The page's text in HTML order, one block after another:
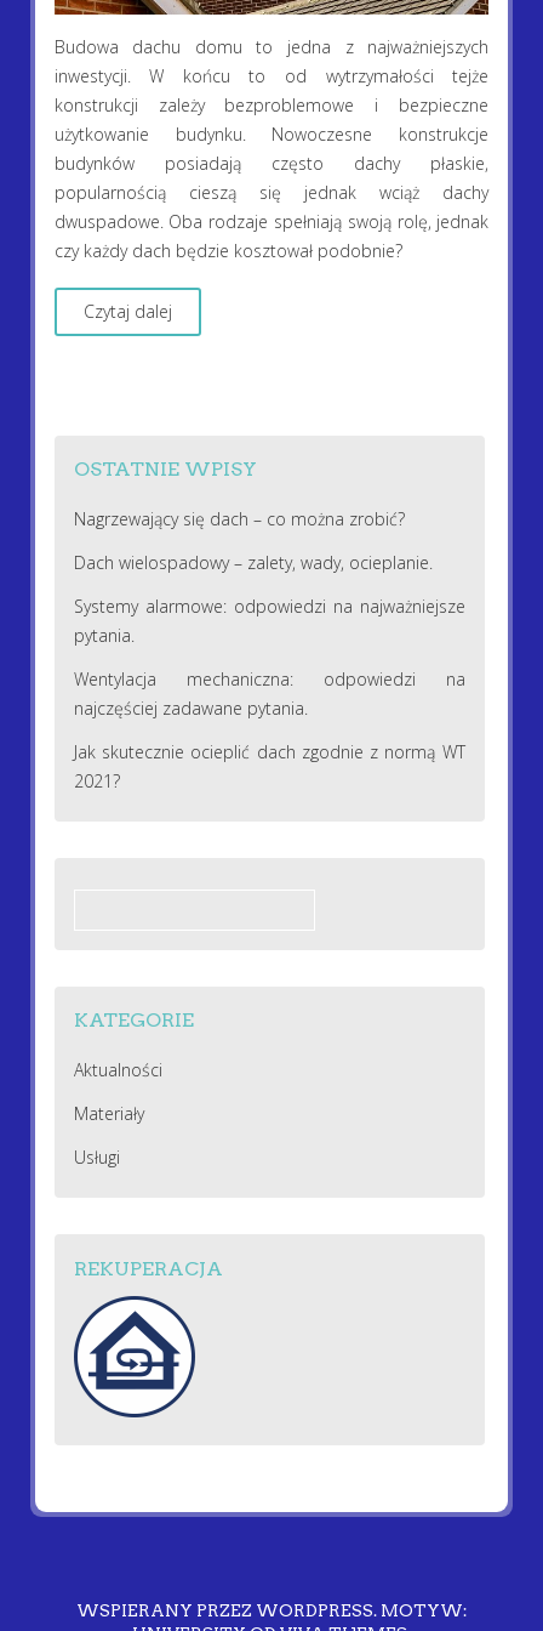
Budowa dachu domu to jedna z najważniejszych
inwestycji. W końcu to od wytrzymałości tejże
konstrukcji zależy bezproblemowe i bezpieczne
użytkowanie budynku. Nowoczesne konstrukcje
budynków posiadają często dachy płaskie,
popularnością cieszą się jednak wciąż dachy
dwuspadowe. Oba rodzaje spełniają swoją rolę, jednak
czy każdy dach będzie kosztował podobnie?
Czytaj dalej
OSTATNIE WPISY
Nagrzewający się dach – co można zrobić?
Dach wielospadowy – zalety, wady, ocieplanie.
Systemy alarmowe: odpowiedzi na najważniejsze
pytania.
Wentylacja mechaniczna: odpowiedzi na
najczęściej zadawane pytania.
Jak skutecznie ocieplić dach zgodnie z normą WT
2021?
KATEGORIE
Aktualności
Materiały
Usługi
REKUPERACJA
WSPIERANY PRZEZ WORDPRESS.MOTYW: